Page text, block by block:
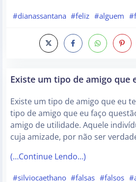
#dianassantana #feliz #alguem
Existe um tipo de amigo que
Existe um tipo de amigo que eu
tipo de amigo que eu faço
amigo de utilidade. Aquele
cuja amizade, por não ser
(…Continue Lendo…)
#silviocaethano #falsas #falsos